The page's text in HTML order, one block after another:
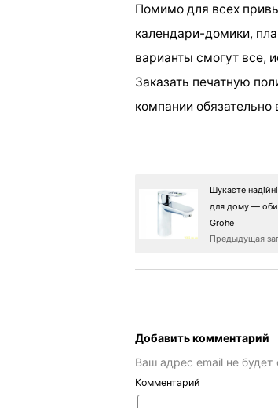
Помимо для всех
календари-домики,
варианты смогут все,
Заказать печатную
компании
Шукаєте
для дому —
Grohe
Предыдущая
Добавить комментарий
Ваш адрес email не будет
Комментарий